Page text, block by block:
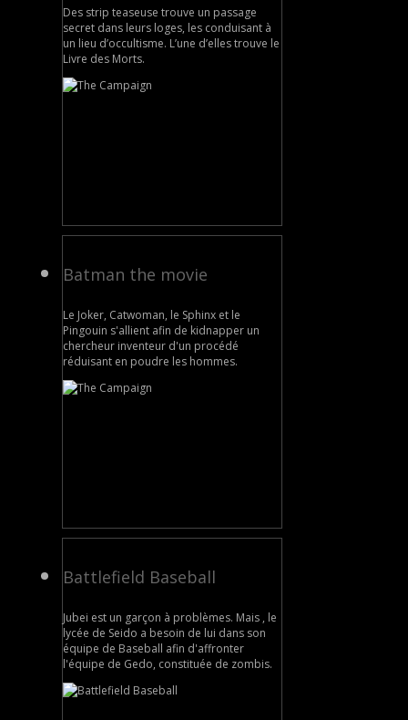
Des strip teaseuse trouve un passage
secret dans leurs loges, les conduisant à
un lieu d’occultisme. L’une d’elles trouve le
Livre des Morts.
Batman the movie
Le Joker, Catwoman, le Sphinx et le
Pingouin s'allient afin de kidnapper un
chercheur inventeur d'un procédé
réduisant en poudre les hommes.
Battlefield Baseball
Jubei est un garçon à problèmes. Mais , le
lycée de Seido a besoin de lui dans son
équipe de Baseball afin d'affronter
l'équipe de Gedo, constituée de zombis.